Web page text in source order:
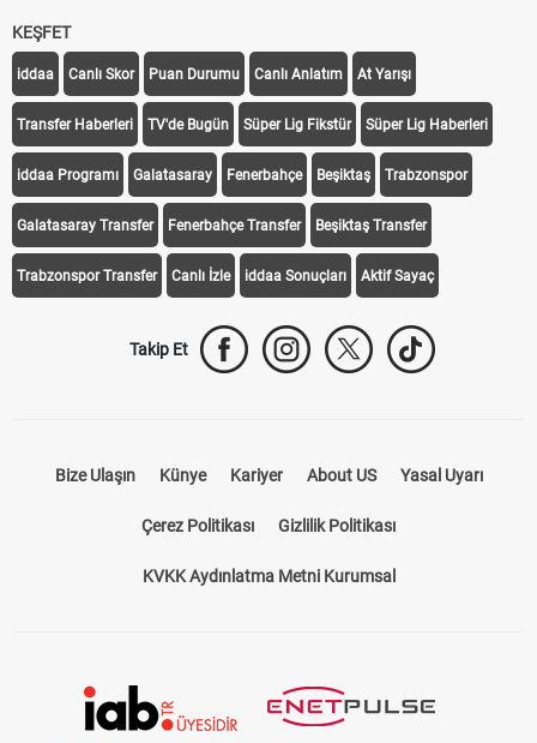
KEŞFET
iddaa Canlı Skor Puan Durumu Canlı Anlatım At Yarışı
Transfer Haberleri TV'de Bugün Süper Lig Fikstür Süper Lig Haberleri
iddaa Programı Galatasaray Fenerbahçe Beşiktaş Trabzonspor
Galatasaray Transfer Fenerbahçe Transfer Beşiktaş Transfer
Trabzonspor Transfer Canlı İzle iddaa Sonuçları Aktif Sayaç
Takip Et
Bize Ulaşın Künye Kariyer About US Yasal Uyarı
Çerez Politikası Gizlilik Politikası
KVKK Aydınlatma Metni Kurumsal